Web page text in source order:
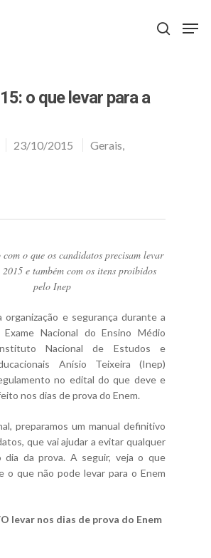
o que levar para a
23/10/2015 Gerais,
o que os candidatos precisam levar
e também com os itens proibidos
pelo Inep
organização e segurança durante a
Exame Nacional do Ensino Médio
Nacional de Estudos e
Anísio Teixeira (Inep)
no edital do que deve e
nos dias de prova do Enem.
preparamos um manual definitivo
que vai ajudar a evitar qualquer
dia da prova. A seguir, veja o que
o que não pode levar para o Enem
levar nos dias de prova do Enem